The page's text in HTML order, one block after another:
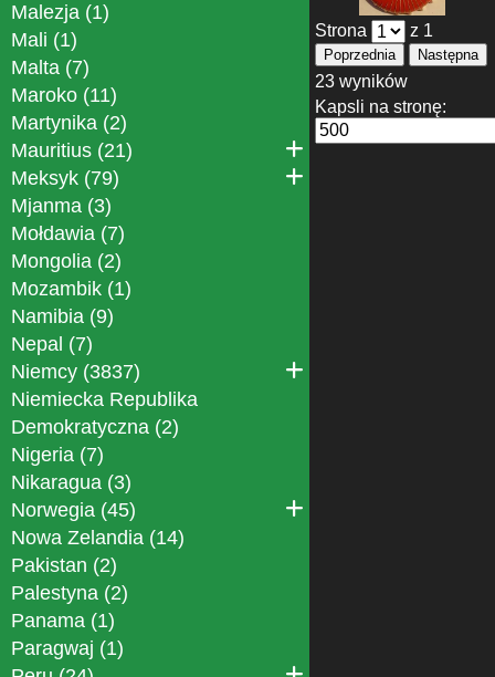
Malezja (1)
Mali (1)
Malta (7)
Maroko (11)
Martynika (2)
Mauritius (21)
Meksyk (79)
Mjanma (3)
Mołdawia (7)
Mongolia (2)
Mozambik (1)
Namibia (9)
Nepal (7)
Niemcy (3837)
Niemiecka Republika
Demokratyczna (2)
Nigeria (7)
Nikaragua (3)
Norwegia (45)
Nowa Zelandia (14)
Pakistan (2)
Palestyna (2)
Panama (1)
Paragwaj (1)
Strona z 1
Poprzednia Następna
23 wyników
Kapsli na stronę: